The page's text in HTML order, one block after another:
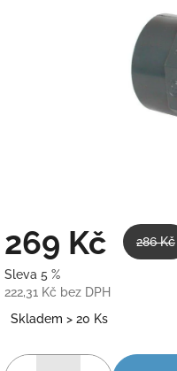
269 Kč 286 Kč
Sleva 5 %
222,31 Kč bez DPH
cena:
Skladem > 20 Ks